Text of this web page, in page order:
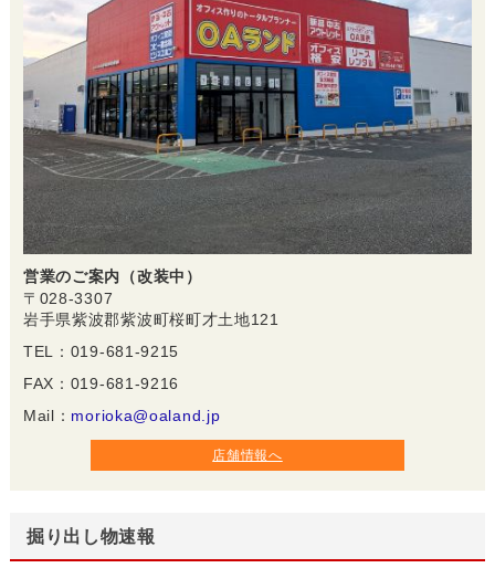
営業のご案内（改装中）
〒028-3307
岩手県紫波郡紫波町桜町才土地121
TEL：019-681-9215
FAX：019-681-9216
Mail： morioka@oaland.jp
店舗情報へ
掘り出し物速報